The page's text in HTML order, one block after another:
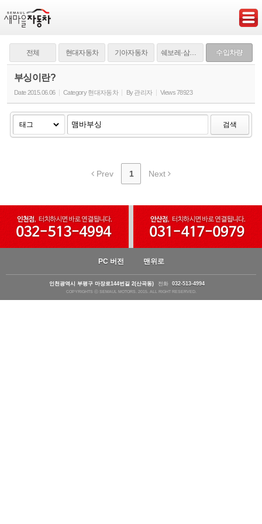
전체 현대자동차 기아자동차 쉐보레·삼성·쌍용 수입차량
부싱이란?
Date2015.06.06 Category 현대자동차 By 관리자 Views78923
검색
Prev 1 Next
PC 버전 맨위로
인천광역시 부평구 마장로144번길 2(산곡동) 전화 032-513-4994
COPYRIGHTS ⓒ SEMAUL MOTORS. 2015. ALL RIGHT RESERVED.
Sketchbook5, 스케치북5
Sketchbook5, 스케치북5